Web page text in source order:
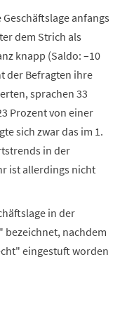
anfangs
dem Strich als
knapp (Saldo: –10
der Befragten ihre
sprachen 33
Prozent von einer
sich zwar das im 1.
in der
ist allerdings nicht
in der
nachdem
eingestuft worden